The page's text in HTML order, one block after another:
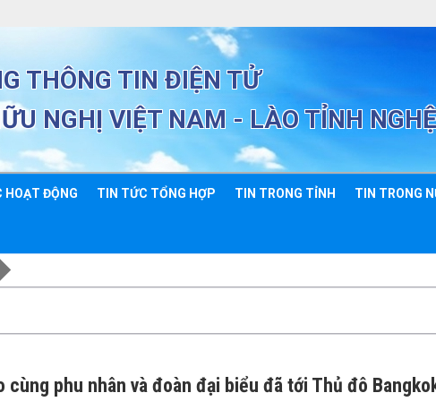
THÔNG TIN ĐIỆN TỬ
NGHỊ VIỆT NAM - LÀO TỈNH
HOẠT ĐỘNG TIN TỨC TỔNG HỢP TIN TRONG TỈNH TIN TRONG
cùng phu nhân và đoàn đại biểu đã tới Thủ đô